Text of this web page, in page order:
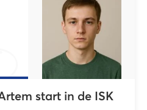
start in de ISK